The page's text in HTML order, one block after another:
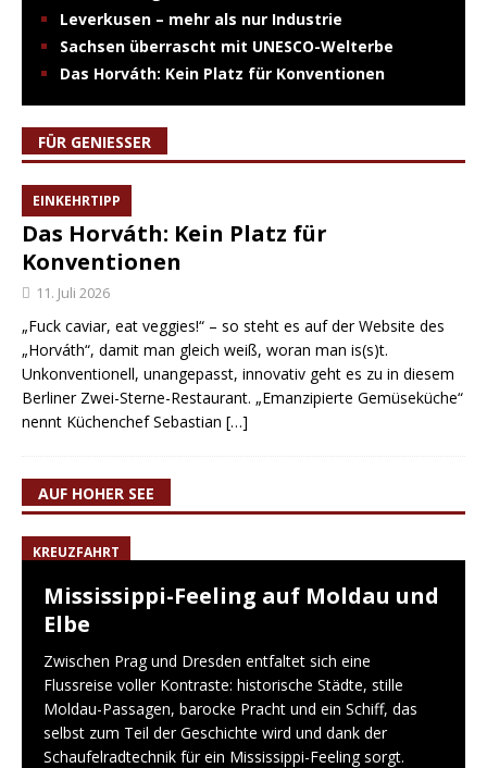
Leverkusen – mehr als nur Industrie
Sachsen überrascht mit UNESCO-Welterbe
Das Horváth: Kein Platz für Konventionen
FÜR GENIESSER
EINKEHRTIPP
Das Horváth: Kein Platz für
Konventionen
11. Juli 2026
„Fuck caviar, eat veggies!“ – so steht es auf der Website des
„Horváth“, damit man gleich weiß, woran man is(s)t.
Unkonventionell, unangepasst, innovativ geht es zu in diesem
Berliner Zwei-Sterne-Restaurant. „Emanzipierte Gemüseküche“
nennt Küchenchef Sebastian […]
AUF HOHER SEE
KREUZFAHRT
Mississippi-Feeling auf Moldau und
Elbe
Zwischen Prag und Dresden entfaltet sich eine
Flussreise voller Kontraste: historische Städte, stille
Moldau-Passagen, barocke Pracht und ein Schiff, das
selbst zum Teil der Geschichte wird und dank der
Schaufelradtechnik für ein Mississippi-Feeling sorgt.